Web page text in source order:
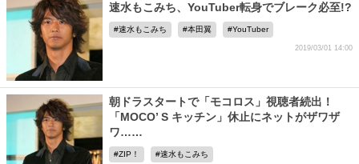
速水もこみち、YouTuber転身でブレーク必至!?
速水もこみち 本田翼 YouTuber
2019/03/01 14:00
朝ドラスタートで「モコロス」視聴者続出！
「MOCO’ S キッチン」休止にネットがザワザ
ワ……
ZIP！ 速水もこみち